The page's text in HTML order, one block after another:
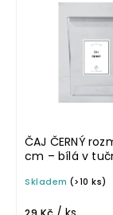
ČAJ ČERNÝ
cm – bílá v
samolepka na
Skladem (>10 ks)